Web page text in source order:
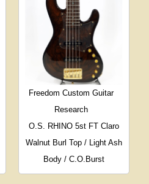
Freedom Custom Guitar
Research
O.S. RHINO 5st FT Claro
Walnut Burl Top / Light Ash
Body / C.O.Burst